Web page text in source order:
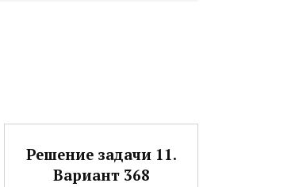
Решение задачи 11.
Вариант 368